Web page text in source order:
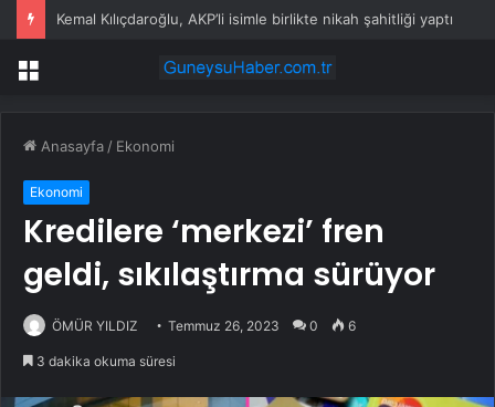
Kemal Kılıçdaroğlu, AKP’li isimle birlikte nikah şahitliği yaptı
Menü
Anasayfa / Ekonomi
Ekonomi
Kredilere ‘merkezi’ fren
geldi, sıkılaştırma sürüyor
ÖMÜR YILDIZ Temmuz 26, 2023 0 6
3 dakika okuma süresi